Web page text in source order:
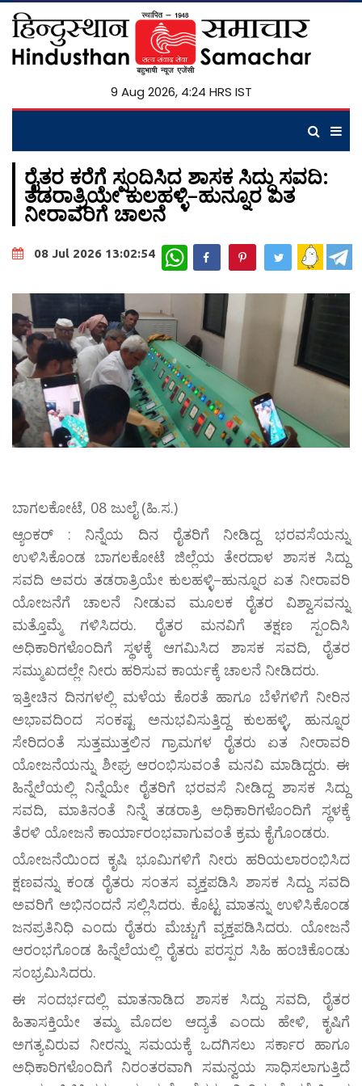
9 Aug 2026, 4:24 HRS IST
ರೈತರ ಕರೆಗೆ ಸ್ಪಂದಿಸಿದ ಶಾಸಕ ಸಿದ್ದು ಸವದಿ:
ತಡರಾತ್ರಿಯೇ ಕುಲಹಳ್ಳಿ–ಹುನ್ನೂರ ಏತ
ನೀರಾವರಿಗೆ ಚಾಲನೆ
08 Jul 2026 13:02:54 WhatsApp
ಬಾಗಲಕೋಟೆ, 08 ಜುಲೈ (ಹಿ.ಸ.)
ಆ್ಯಂಕರ್ : ನಿನ್ನೆಯ ದಿನ ರೈತರಿಗೆ ನೀಡಿದ್ದ ಭರವಸೆಯನ್ನು
ಉಳಿಸಿಕೊಂಡ ಬಾಗಲಕೋಟೆ ಜಿಲ್ಲೆಯ ತೇರದಾಳ ಶಾಸಕ ಸಿದ್ದು
ಸವದಿ ಅವರು ತಡರಾತ್ರಿಯೇ ಕುಲಹಳ್ಳಿ–ಹುನ್ನೂರ ಏತ ನೀರಾವರಿ
ಯೋಜನೆಗೆ ಚಾಲನೆ ನೀಡುವ ಮೂಲಕ ರೈತರ ವಿಶ್ವಾಸವನ್ನು
ಮತ್ತೊಮ್ಮೆ ಗಳಿಸಿದರು. ರೈತರ ಮನವಿಗೆ ತಕ್ಷಣ ಸ್ಪಂದಿಸಿ
ಅಧಿಕಾರಿಗಳೊಂದಿಗೆ ಸ್ಥಳಕ್ಕೆ ಆಗಮಿಸಿದ ಶಾಸಕ ಸವದಿ, ರೈತರ
ಸಮ್ಮುಖದಲ್ಲೇ ನೀರು ಹರಿಸುವ ಕಾರ್ಯಕ್ಕೆ ಚಾಲನೆ ನೀಡಿದರು.
ಇತ್ತೀಚಿನ ದಿನಗಳಲ್ಲಿ ಮಳೆಯ ಕೊರತೆ ಹಾಗೂ ಬೆಳೆಗಳಿಗೆ ನೀರಿನ
ಅಭಾವದಿಂದ ಸಂಕಷ್ಟ ಅನುಭವಿಸುತ್ತಿದ್ದ ಕುಲಹಳ್ಳಿ, ಹುನ್ನೂರ
ಸೇರಿದಂತೆ ಸುತ್ತಮುತ್ತಲಿನ ಗ್ರಾಮಗಳ ರೈತರು ಏತ ನೀರಾವರಿ
ಯೋಜನೆಯನ್ನು ಶೀಘ್ರ ಆರಂಭಿಸುವಂತೆ ಮನವಿ ಮಾಡಿದ್ದರು. ಈ
ಹಿನ್ನೆಲೆಯಲ್ಲಿ ನಿನ್ನೆಯೇ ರೈತರಿಗೆ ಭರವಸೆ ನೀಡಿದ್ದ ಶಾಸಕ ಸಿದ್ದು
ಸವದಿ, ಮಾತಿನಂತೆ ನಿನ್ನೆ ತಡರಾತ್ರಿ ಅಧಿಕಾರಿಗಳೊಂದಿಗೆ ಸ್ಥಳಕ್ಕೆ
ತೆರಳಿ ಯೋಜನೆ ಕಾರ್ಯಾರಂಭವಾಗುವಂತೆ ಕ್ರಮ ಕೈಗೊಂಡರು.
ಯೋಜನೆಯಿಂದ ಕೃಷಿ ಭೂಮಿಗಳಿಗೆ ನೀರು ಹರಿಯಲಾರಂಭಿಸಿದ
ಕ್ಷಣವನ್ನು ಕಂಡ ರೈತರು ಸಂತಸ ವ್ಯಕ್ತಪಡಿಸಿ ಶಾಸಕ ಸಿದ್ದು ಸವದಿ
ಅವರಿಗೆ ಅಭಿನಂದನೆ ಸಲ್ಲಿಸಿದರು. ಕೊಟ್ಟ ಮಾತನ್ನು ಉಳಿಸಿಕೊಂಡ
ಜನಪ್ರತಿನಿಧಿ ಎಂದು ರೈತರು ಮೆಚ್ಚುಗೆ ವ್ಯಕ್ತಪಡಿಸಿದರು. ಯೋಜನೆ
ಆರಂಭಗೊಂಡ ಹಿನ್ನೆಲೆಯಲ್ಲಿ ರೈತರು ಪರಸ್ಪರ ಸಿಹಿ ಹಂಚಿಕೊಂಡು
ಸಂಭ್ರಮಿಸಿದರು.
ಈ ಸಂದರ್ಭದಲ್ಲಿ ಮಾತನಾಡಿದ ಶಾಸಕ ಸಿದ್ದು ಸವದಿ, ರೈತರ
ಹಿತಾಸಕ್ತಿಯೇ ತಮ್ಮ ಮೊದಲ ಆದ್ಯತೆ ಎಂದು ಹೇಳಿ, ಕೃಷಿಗೆ
ಅಗತ್ಯವಿರುವ ನೀರನ್ನು ಸಮಯಕ್ಕೆ ಒದಗಿಸಲು ಸರ್ಕಾರ ಹಾಗೂ
ಅಧಿಕಾರಿಗಳೊಂದಿಗೆ ನಿರಂತರವಾಗಿ ಸಮನ್ವಯ ಸಾಧಿಸಲಾಗುತ್ತಿದೆ